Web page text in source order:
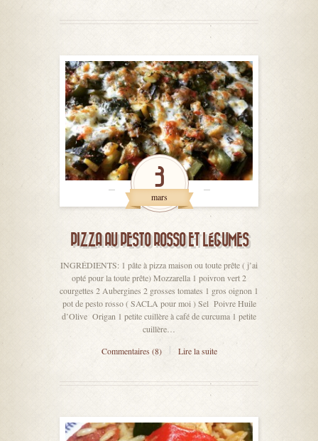
3
mars
PIZZA AU PESTO ROSSO ET LÉGUMES
INGRÉDIENTS: 1 pâte à pizza maison ou toute prête ( j’ai
opté pour la toute prête) Mozzarella 1 poivron vert 2
courgettes 2 Aubergines 2 grosses tomates 1 gros oignon 1
pot de pesto rosso ( SACLA pour moi ) Sel Poivre Huile
d’Olive Origan 1 petite cuillère à café de curcuma 1 petite
cuillère…
Commentaires (8)
Lire la suite